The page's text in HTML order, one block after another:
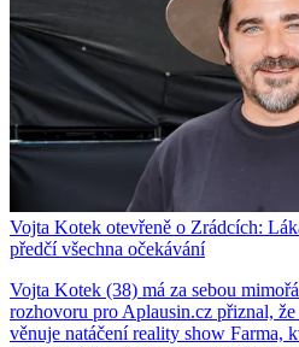
Vojta Kotek otevřeně o Zrádcích:
předčí všechna očekávání
Vojta Kotek (38) má za sebou
rozhovoru pro Aplausin.cz přiznal,
věnuje natáčení reality show Farma,